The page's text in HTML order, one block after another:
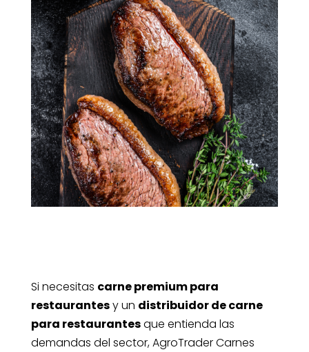
Si necesitas carne premium para
restaurantesy un distribuidor de carne
para restaurantesque entienda las
demandas del sector, AgroTrader Carnes